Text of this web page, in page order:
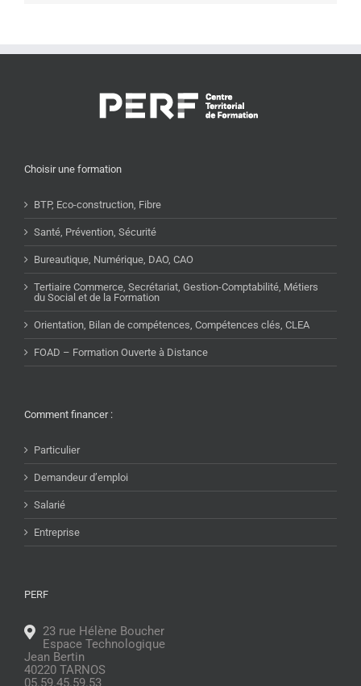
Choisir une formation
BTP, Eco-construction, Fibre
Santé, Prévention, Sécurité
Bureautique, Numérique, DAO, CAO
Tertiaire Commerce, Secrétariat, Gestion-Comptabilité, Métiers
du Social et de la Formation
Orientation, Bilan de compétences, Compétences clés, CLEA
FOAD – Formation Ouverte à Distance
Comment financer :
Particulier
Demandeur d’emploi
Salarié
Entreprise
PERF
23 rue Hélène Boucher
Espace Technologique
Jean Bertin
40220 TARNOS
05.59.45.59.53